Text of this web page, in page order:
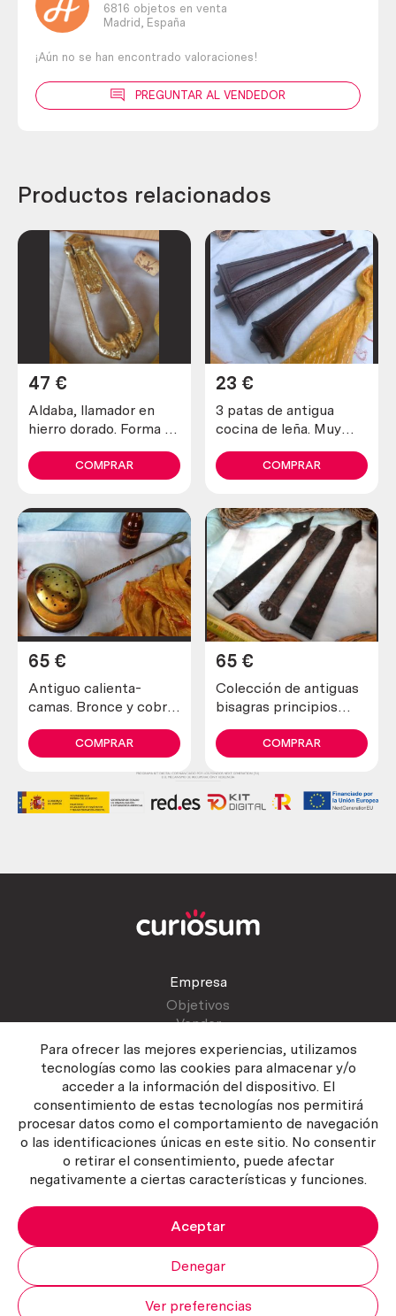
Para ofrecer las mejores experiencias, utilizamos
tecnologías como las cookies para almacenar y/o
acceder a la información del dispositivo. El
consentimiento de estas tecnologías nos permitirá
procesar datos como el comportamiento de navegación
o las identificaciones únicas en este sitio. No consentir
o retirar el consentimiento, puede afectar
negativamente a ciertas características y funciones.
Aceptar
Denegar
Ver preferencias
6816 objetos en venta
Madrid,
España
¡Aún no se han encontrado valoraciones!
PREGUNTAR AL VENDEDOR
Productos relacionados
Aldaba, llamador en
hierro dorado. Forma de
47 €
COMPRAR
3 patas de antigua
cocina de leña. Muy
23 €
COMPRAR
Antiguo calienta-
camas. Bronce y cobre.
Brass and copper
65 €
COMPRAR
Colección de antiguas
bisagras principios
forja. 3 piezas. Estilo
medieval.
65 €
COMPRAR
Empresa
Objetivos
Vender
Atención al cliente
Contactar
Manual del vendedor
Política del servicio
Política de Cookies
Copyright ©2026 Curiosum S.L. Todos los derechos reservados.